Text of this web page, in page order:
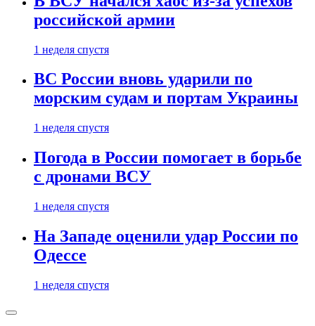
российской армии
1 неделя спустя
ВС России вновь ударили по
морским судам и портам Украины
1 неделя спустя
Погода в России помогает в борьбе
с дронами ВСУ
1 неделя спустя
На Западе оценили удар России по
Одессе
1 неделя спустя